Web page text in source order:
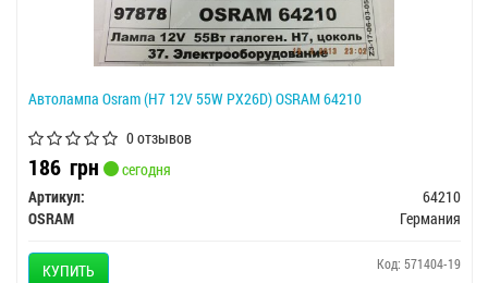
Автолампа Osram (H7 12V 55W PX26D) OSRAM 64210
0 отзывов
186 грн
сегодня
Артикул:
64210
OSRAM
Германия
КУПИТЬ Код: 571404-19